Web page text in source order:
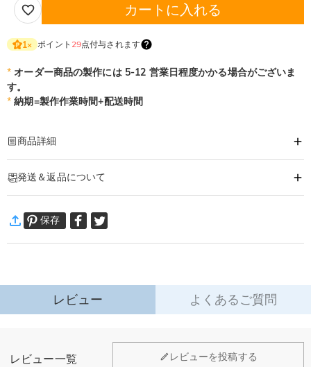
カートに入れる
1× ポイント 29点付与されます
* オーダー商品の製作には 5-12 営業日程度かかる場合がございま
す。
* 納期=製作作業時間+配送時間
商品詳細
あなたの気持ちを形に出来るオーダーメイドのネックレスです。
大切な人へ、自分へのご褒美に。特別な時に贈るオリジナルネックレス。
あなただけの一品をおつくりします。
ネックレス詳細
素材:シルバー合金
発送＆返品について
万一、ご注文商品にご満足いただけない場合は、商品が到着後60日
保存
レビュー よくあるご質問
レビュー一覧 レビューを投稿する
ジュエリーについて